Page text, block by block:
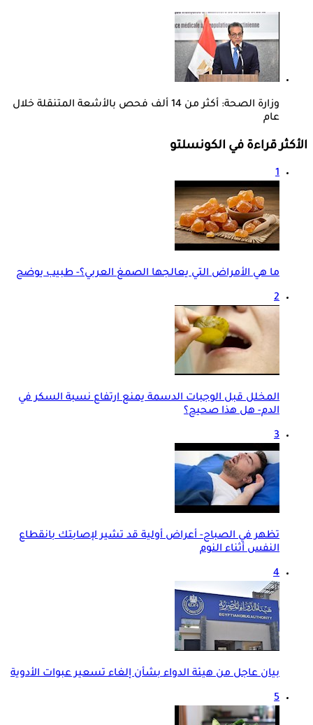
وزارة الصحة: أكثر من 14 ألف فحص بالأشعة المتنقلة خلال
عام
الأكثر قراءة في الكونسلتو
1
ما هي الأمراض التي يعالجها الصمغ العربي؟- طبيب يوضح
2
المخلل قبل الوجبات الدسمة يمنع ارتفاع نسبة السكر في
الدم- هل هذا صحيح؟
3
تظهر في الصباح- أعراض أولية قد تشير لإصابتك بانقطاع
النفس أثناء النوم
4
بيان عاجل من هيئة الدواء بشأن إلغاء تسعير عبوات الأدوية
5